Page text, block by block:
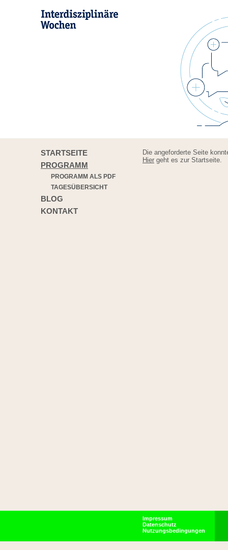
STARTSEITE
PROGRAMM
PROGRAMM ALS PDF
TAGESÜBERSICHT
BLOG
KONTAKT
Die angeforderte Seite
Hier geht es zur Startseite.
Impressum
Datenschutz
Nutzungsbedingungen